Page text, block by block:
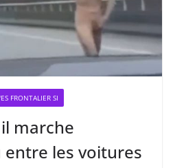
FRONTALIER SI
marche
les voitures